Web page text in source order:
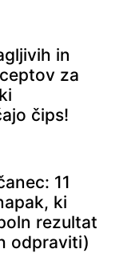
in
za
čips!
11
ki
rezultat
odpraviti)